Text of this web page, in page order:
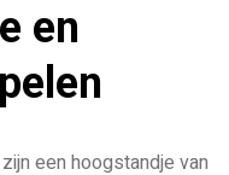
en
een hoogstandje van